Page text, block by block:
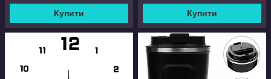
Купити Купити